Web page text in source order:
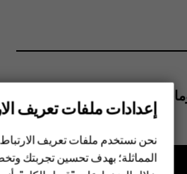
مفيدة؟
إعدادات ملفات تعريف
نحن نستخدم ملفات تعريف
المماثلة؛ بهدف تحسين تجربتك